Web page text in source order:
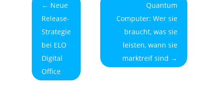
← Neue
Release-
Strategie
bei ELO
Digital
Office
Quantum
Computer: Wer sie
braucht, was sie
leisten, wann sie
marktreif sind →